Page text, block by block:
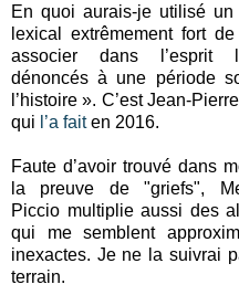
En quoi aurais-je utilisé
lexical extrêmement fort
associer dans l’esprit
dénoncés à une période
l’histoire ». C’est Jean-
qui l’a faiten 2016.
Faute d’avoir trouvé dans
la preuve de "griefs",
Piccio multiplie aussi des
qui me semblent
inexactes. Je ne la suivrai
terrain.